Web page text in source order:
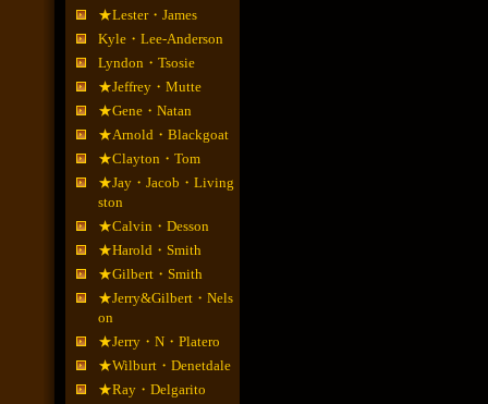
★Lester・James
Kyle・Lee-Anderson
Lyndon・Tsosie
★Jeffrey・Mutte
★Gene・Natan
★Arnold・Blackgoat
★Clayton・Tom
★Jay・Jacob・Living
ston
★Calvin・Desson
★Harold・Smith
★Gilbert・Smith
★Jerry&Gilbert・Nels
on
★Jerry・N・Platero
★Wilburt・Denetdale
★Ray・Delgarito